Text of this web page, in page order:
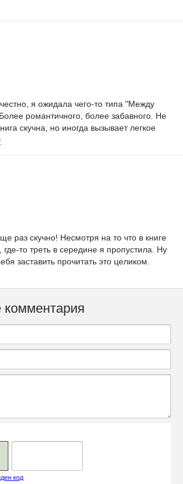
я ожидала чего-то типа "Между
романтичного, более забавного. Не
скучна, но иногда вызывает легкое
раз скучно! Несмотря на то что в книге
где-то треть в середине я пропустила. Ну
заставить прочитать это целиком.
код